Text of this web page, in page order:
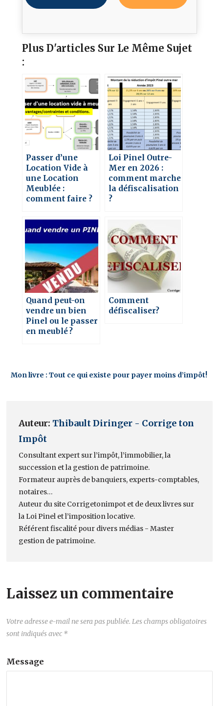
Plus D'articles Sur Le Même Sujet
:
Passer d’une
Location Vide à
une Location
Meublée :
comment faire ?
Loi Pinel Outre-
Mer en 2026 :
comment marche
la défiscalisation
?
Quand peut-on
vendre un bien
Pinel ou le passer
en meublé ?
Comment
défiscaliser?
Mon livre : Tout ce qui existe pour payer moins d’impôt!
Auteur: Thibault Diringer - Corrige ton
Impôt
Consultant expert sur l’impôt, l’immobilier, la
succession et la gestion de patrimoine.
Formateur auprès de banquiers, experts-comptables,
notaires…
Auteur du site Corrigetonimpot et de deux livres sur
la Loi Pinel et l’imposition locative.
Référent fiscalité pour divers médias - Master
gestion de patrimoine.
Laissez un commentaire
Votre adresse e-mail ne sera pas publiée. Les champs obligatoires
sont indiqués avec *
Message